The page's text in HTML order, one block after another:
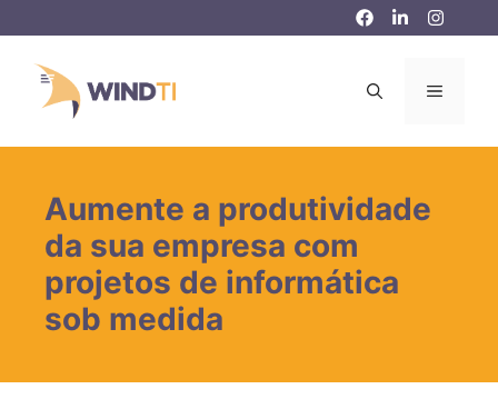
para
conteúdo
MENU
Aumente a produtividade
da sua empresa com
projetos de informática
sob medida